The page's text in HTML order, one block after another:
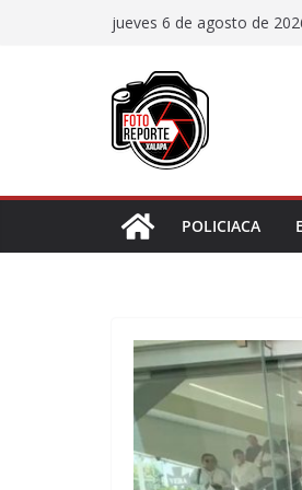
jueves 6 de agosto de
POLICIACA